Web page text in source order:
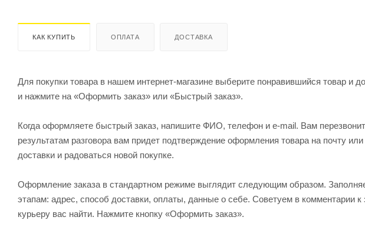
КАК КУПИТЬ ОПЛАТА ДОСТАВКА
Для покупки товара в нашем интернет-магазине выберите понравившийся товар и
и нажмите на «Оформить заказ» или «Быстрый заказ».
Когда оформляете быстрый заказ, напишите ФИО, телефон и e-mail. Вам
результатам разговора вам придет подтверждение оформления товара на почту
доставки и радоваться новой покупке.
Оформление заказа в стандартном режиме выглядит следующим образом.
этапам: адрес, способ доставки, оплаты, данные о себе. Советуем в комментарии
курьеру вас найти. Нажмите кнопку «Оформить заказ».